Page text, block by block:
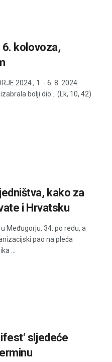
kolovoza,
2024., 1. - 6. 8. 2024
bolji dio... (Lk, 10, 42)
kako za
i Hrvatsku
Međugorju, 34. po redu, a
pao na pleća
...
sljedeće